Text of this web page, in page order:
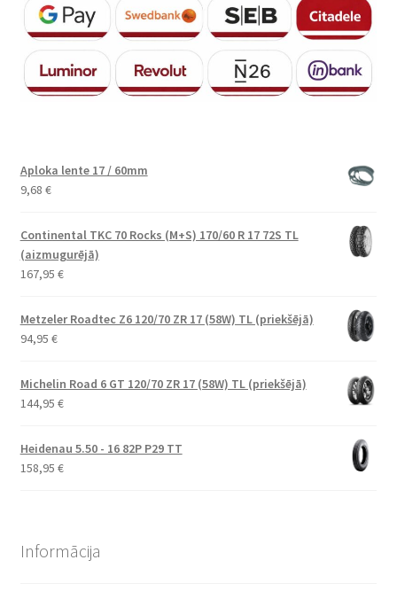
Aploka lente 17 / 60mm
9,68 €
Continental TKC 70 Rocks (M+S) 170/60 R 17 72S TL
(aizmugurējā)
167,95 €
Metzeler Roadtec Z6 120/70 ZR 17 (58W) TL (priekšējā)
94,95 €
Michelin Road 6 GT 120/70 ZR 17 (58W) TL (priekšējā)
144,95 €
Heidenau 5.50 - 16 82P P29 TT
158,95 €
Informācija